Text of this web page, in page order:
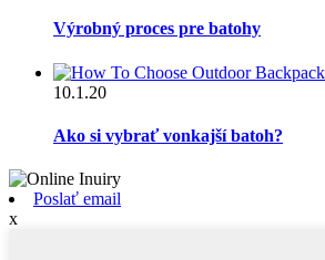
Výrobný proces pre batohy
10.1.20
Ako si vybrať vonkajší batoh?
Poslať email
x